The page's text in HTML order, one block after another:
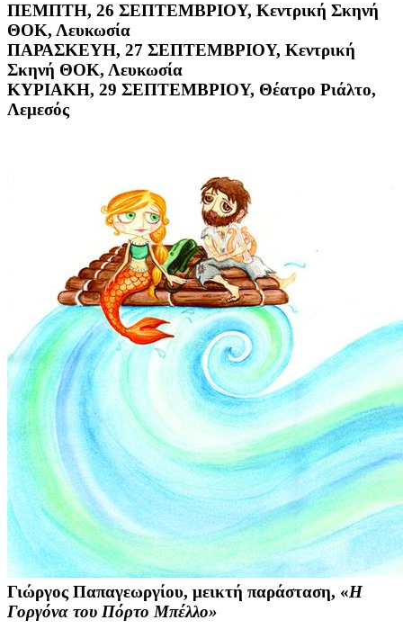
ΠΕΜΠΤΗ, 26 ΣΕΠΤΕΜΒΡΙΟΥ, Κεντρική Σκηνή
ΘΟΚ, Λευκωσία
ΠΑΡΑΣΚΕΥΗ, 27 ΣΕΠΤΕΜΒΡΙΟΥ, Κεντρική
Σκηνή ΘΟΚ, Λευκωσία
ΚΥΡΙΑΚΗ, 29 ΣΕΠΤΕΜΒΡΙΟΥ, Θέατρο Ριάλτο,
Λεμεσός
Γιώργος Παπαγεωργίου, μεικτή παράσταση, «Η
Γοργόνα του Πόρτο Μπέλλο»